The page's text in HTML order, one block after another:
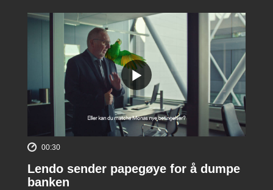
00:30
Lendo sender papegøye for å dumpe
banken